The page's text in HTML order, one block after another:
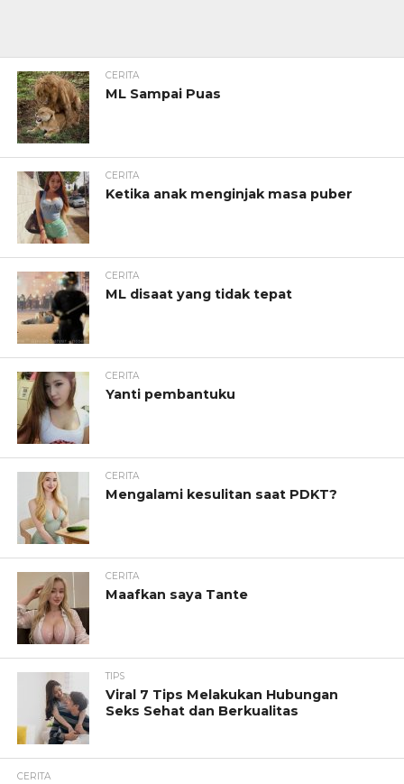
CERITA
ML Sampai Puas
CERITA
Ketika anak menginjak masa puber
CERITA
ML disaat yang tidak tepat
CERITA
Yanti pembantuku
CERITA
Mengalami kesulitan saat PDKT?
CERITA
Maafkan saya Tante
TIPS
Viral 7 Tips Melakukan Hubungan
Seks Sehat dan Berkualitas
CERITA